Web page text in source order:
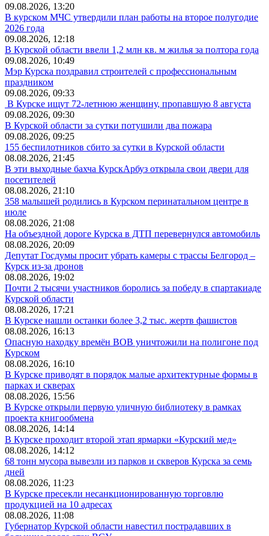
09.08.2026, 13:20
В курском МЧС утвердили план работы на второе полугодие
2026 года
09.08.2026, 12:18
В Курской области ввели 1,2 млн кв. м жилья за полтора года
09.08.2026, 10:49
Мэр Курска поздравил строителей с профессиональным
праздником
09.08.2026, 09:33
В Курске ищут 72-летнюю женщину, пропавшую 8 августа
09.08.2026, 09:30
В Курской области за сутки потушили два пожара
09.08.2026, 09:25
155 беспилотников сбито за сутки в Курской области
08.08.2026, 21:45
В эти выходные бахча КурскАрбуз открыла свои двери для
посетителей
08.08.2026, 21:10
358 малышей родились в Курском перинатальном центре в
июле
08.08.2026, 21:08
На объездной дороге Курска в ДТП перевернулся автомобиль
08.08.2026, 20:09
Депутат Госдумы просит убрать камеры с трассы Белгород –
Курск из-за дронов
08.08.2026, 19:02
Почти 2 тысячи участников боролись за победу в спартакиаде
Курской области
08.08.2026, 17:21
В Курске нашли останки более 3,2 тыс. жертв фашистов
08.08.2026, 16:13
Опасную находку времён ВОВ уничтожили на полигоне под
Курском
08.08.2026, 16:10
В Курске приводят в порядок малые архитектурные формы в
парках и скверах
08.08.2026, 15:56
В Курске открыли первую уличную библиотеку в рамках
проекта книгообмена
08.08.2026, 14:14
В Курске проходит второй этап ярмарки «Курский мед»
08.08.2026, 14:12
68 тонн мусора вывезли из парков и скверов Курска за семь
дней
08.08.2026, 11:23
В Курске пресекли несанкционированную торговлю
продукцией на 10 адресах
08.08.2026, 11:08
Губернатор Курской области навестил пострадавших в